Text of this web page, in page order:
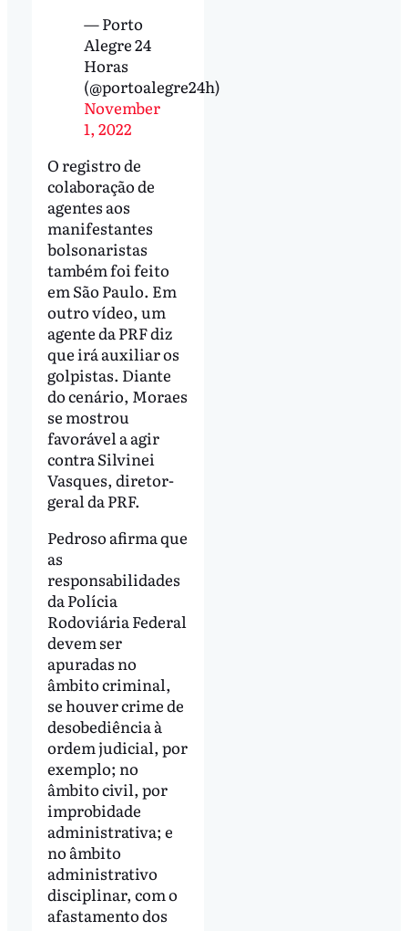
— Porto
Alegre 24
Horas
(@portoalegre24h)
November
1, 2022
O registro de
colaboração de
agentes aos
manifestantes
bolsonaristas
também foi feito
em São Paulo. Em
outro vídeo, um
agente da PRF diz
que irá auxiliar os
golpistas. Diante
do cenário, Moraes
se mostrou
favorável a agir
contra Silvinei
Vasques, diretor-
geral da PRF.
Pedroso afirma que
as
responsabilidades
da Polícia
Rodoviária Federal
devem ser
apuradas no
âmbito criminal,
se houver crime de
desobediência à
ordem judicial, por
exemplo; no
âmbito civil, por
improbidade
administrativa; e
no âmbito
administrativo
disciplinar, com o
afastamento dos